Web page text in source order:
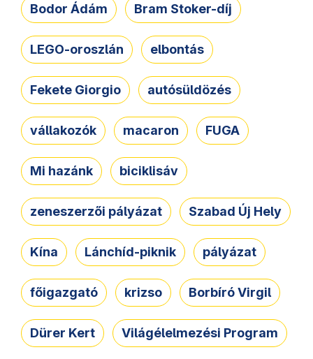
Bodor Ádám Bram Stoker-díj
LEGO-oroszlán elbontás
Fekete Giorgio autósüldözés
vállakozók macaron FUGA
Mi hazánk biciklisáv
zeneszerzői pályázat Szabad Új Hely
Kína Lánchíd-piknik pályázat
főigazgató krizso Borbíró Virgil
Dürer Kert Világélelmezési Program